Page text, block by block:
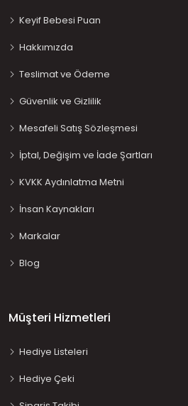
Keyif Bebesi Puan
Hakkımızda
Teslimat ve Ödeme
Güvenlik ve Gizlilik
Mesafeli Satış Sözleşmesi
İptal, Değişim ve İade Şartları
KVKK Aydınlatma Metni
İnsan Kaynakları
Markalar
Blog
Müşteri Hizmetleri
Hediye Listeleri
Hediye Çeki